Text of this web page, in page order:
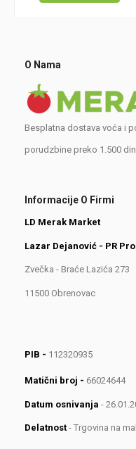
O Nama
Besplatna dostava voća i
porudzbine preko 1.500
Informacije O Firmi
LD Merak Market
Lazar Dejanović - PR
Zvečka - Braće Lazića 273
11500 Obrenovac
PIB - 112320935
Matični broj - 66024644
Datum osnivanja -
Delatnost - Trgovina na